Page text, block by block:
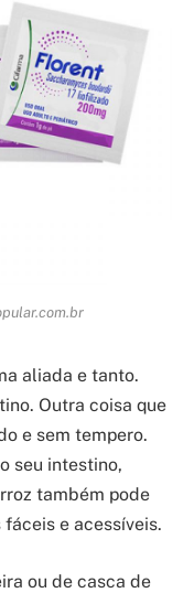
aliada e tanto.
Outra coisa que
e sem tempero.
seu intestino,
também pode
e acessíveis.
ou de casca de